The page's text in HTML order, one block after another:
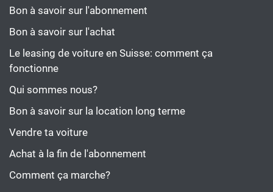
Bon à savoir sur l'abonnement
Bon à savoir sur l'achat
Le leasing de voiture en Suisse: comment ça
fonctionne
Qui sommes nous?
Bon à savoir sur la location long terme
Vendre ta voiture
Achat à la fin de l'abonnement
Comment ça marche?